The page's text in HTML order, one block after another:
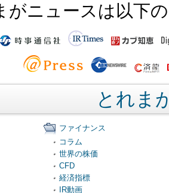
がニュースは以下
とれま
ファイナンス
コラム
世界の株価
CFD
経済指標
IR動画